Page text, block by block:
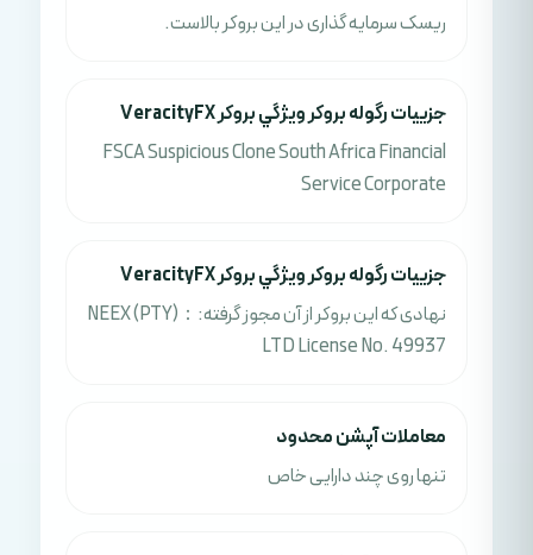
ریسک سرمایه گذاری در این بروکر بالاست.
جزييات رگوله بروکر ويژگي بروکر VeracityFX
FSCA Suspicious Clone South Africa Financial
Service Corporate
جزييات رگوله بروکر ويژگي بروکر VeracityFX
نهادی که این بروکر از آن مجوز گرفته:：NEEX (PTY)
LTD License No. 49937
معاملات آپشن محدود
تنها روی چند دارایی خاص